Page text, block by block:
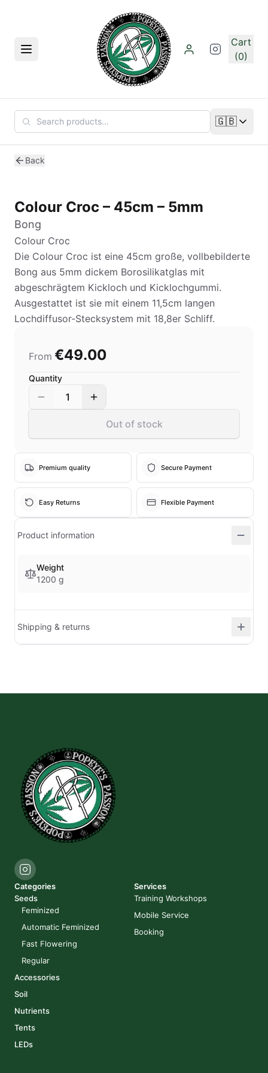
Menu
Cart
(0)
🇬🇧
Change
Back
Colour Croc – 45cm – 5mm
Bong
Colour Croc
Die Colour Croc ist eine 45cm große, vollbebilderte
Bong aus 5mm dickem Borosilikatglas mit
abgeschrägtem Kickloch und Kicklochgummi.
Ausgestattet ist sie mit einem 11,5cm langen
Lochdiffusor-Stecksystem mit 18,8er Schliff.
From €49.00
Quantity
1
Out of stock
Premium quality Secure Payment
Easy Returns Flexible Payment
Product information
Weight
1200 g
Shipping & returns
Categories
Seeds
Feminized
Automatic Feminized
Fast Flowering
Regular
Accessories
Soil
Nutrients
Tents
LEDs
Services
Training Workshops
Mobile Service
Booking